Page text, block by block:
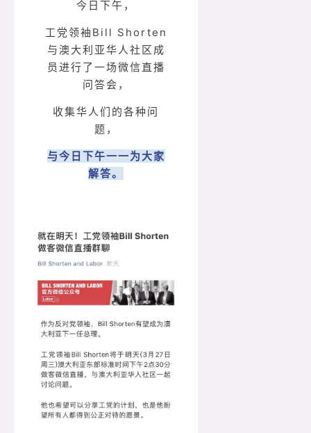
今日下午，
工党领袖Bill Shorten
与澳大利亚华人社区成
员进行了一场微信直播
问答会，
收集华人们的各种问
题，
与今日下午一一为大家
解答。